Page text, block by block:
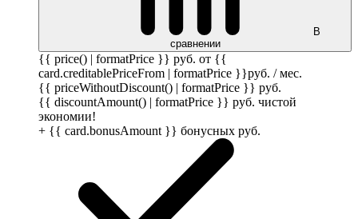
В
сравнении
{{ price() | formatPrice }} руб. от {{
card.creditablePriceFrom | formatPrice }}руб. / мес.
{{ priceWithoutDiscount() | formatPrice }} руб.
{{ discountAmount() | formatPrice }} руб. чистой
экономии!
+ {{ card.bonusAmount }} бонусных руб.